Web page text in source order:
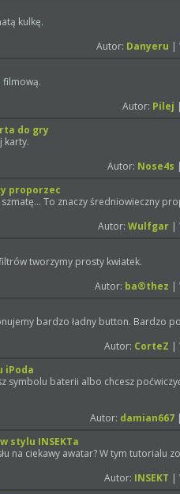
kulkę.
Autor: Danyeru |
filmową.
Autor: Pilej
do gry
karty.
Autor: Nose4s
proporzec
To znaczy średniowieczny
Autor:Wulfgar |
tworzymy prosty kwiatek.
Autor: ba®thez |
bardzo ładny button. Bardzo
Autor: CorteZ |
iPoda
symbolu baterii albo chcesz
Autor: damian667
stylu INSEKTa
na ciekawy awatar? W tym tutorialu
Autor: INSEKT |